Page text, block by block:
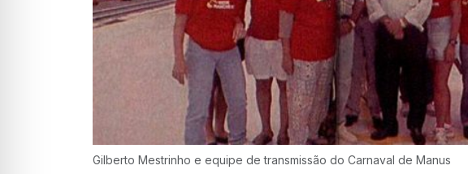
Gilberto Mestrinho e equipe de transmissão do Carnaval de Manus